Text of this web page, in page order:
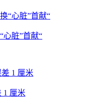
心脏”首献“
1 厘米